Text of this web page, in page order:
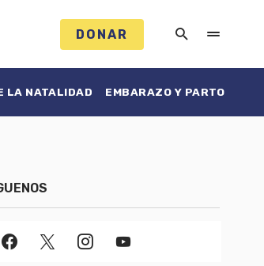
DONAR
LA NATALIDAD EMBARAZO Y PARTO